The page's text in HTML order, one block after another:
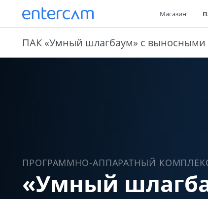
Магазин
ПАК «Умный шлагбаум» с выносными
ПРОГРАММНО-АППАРАТНЫЙ
«Умный